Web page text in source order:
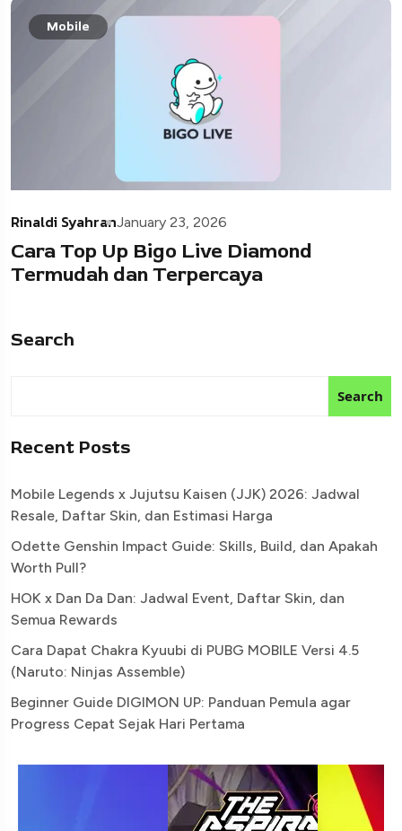
Mobile
Rinaldi SyahranJanuary 23, 2026
Cara Top Up Bigo Live Diamond
Termudah dan Terpercaya
Search
Search
Recent Posts
Mobile Legends x Jujutsu Kaisen (JJK) 2026: Jadwal
Resale, Daftar Skin, dan Estimasi Harga
Odette Genshin Impact Guide: Skills, Build, dan Apakah
Worth Pull?
HOK x Dan Da Dan: Jadwal Event, Daftar Skin, dan
Semua Rewards
Cara Dapat Chakra Kyuubi di PUBG MOBILE Versi 4.5
(Naruto: Ninjas Assemble)
Beginner Guide DIGIMON UP: Panduan Pemula agar
Progress Cepat Sejak Hari Pertama